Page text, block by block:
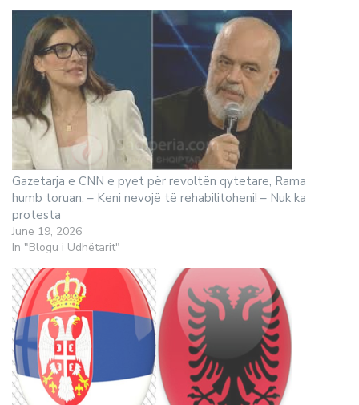
Gazetarja e CNN e pyet për revoltën qytetare, Rama
humb toruan: – Keni nevojë të rehabilitoheni! – Nuk ka
protesta
June 19, 2026
In "Blogu i Udhëtarit"